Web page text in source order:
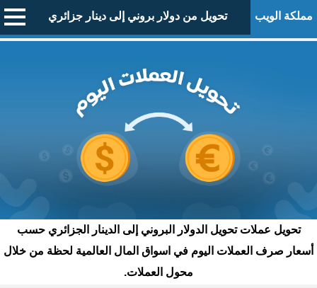
مملكة الويب تحويل من دولار بروني إلى دينار جزائري
تحويل عملات تحويل الدولار البروني إلى الدينار الجزائري حسب
أسعار صرف العملات اليوم في اسواق المال العالمية لحظة من خلال
محول العملات.